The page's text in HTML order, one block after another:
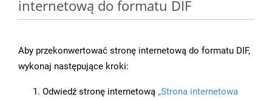
internetową do formatu DIF
Aby przekonwertować stronę internetową do formatu DIF,
wykonaj następujące kroki:
Odwiedź stronę internetową „Strona internetowa